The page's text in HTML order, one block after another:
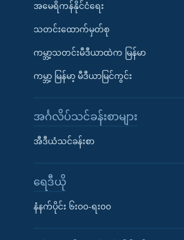
အမေရိကန်နိုင်ငံရေး
သတင်းထောက်မှတ်စု
ကမ္ဘာ့သတင်းမီဒီယာထဲက မြန်မာ
ကမ္ဘာ့ မြန်မာ့ မီဒီယာမြင်ကွင်း
အင်္ဂလိပ်သင်ခန်းစာများ
အီဒီယံသင်ခန်းစာ
ရေဒီယို
နံနက်ပိုင်း ၆း၀၀-ရး၀၀